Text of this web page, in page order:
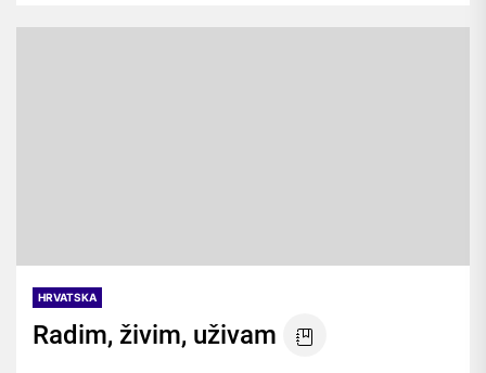
HRVATSKA
Radim, živim, uživam